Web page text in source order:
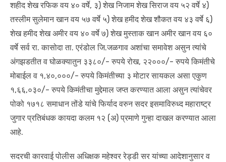
शहीद शेख रफिक वय ४० वर्षे, ३) शेख निजाम शेख सिराज वय ५२ वर्षे ४)
तस्लीम सुलेमान खान वय ५७ वर्षे ५) शेख हमीद शेख शौकत वय ४३ वर्षे ६)
शेख हमीद शेख अमीर वय ४० वर्षे ७) शेख मुस्ताक खान अमीर खान वय ६०
वर्षे सर्व रा. कासोदा ता. एरंडोल जि.जळगाव अशांचा समावेश असुन त्यांचे
अंगझडतीत व घोळक्यातुन ३३८०/- रुपये रोख, २२०००/- रुपये किमंतीचे
मोबाईल व १,४०,०००/- रुपये किमंतीच्या ३ मोटार सायकल असा एकुण
१,६६,०३०/- रुपये किमंतीचा मुद्देमाल जप्त करण्यात आला असुन त्यांचेवर
पोको १७१८ समाधान तोंडे यांचे फिर्याद वरुन सदर इसमाविरुध्द महाराष्ट्र
जुगार प्रतिबंधक कायदा कलम १२ (अ) प्रमाणे गुन्हा दाखल करण्यात आला
आहे.
सदरची कारवाई पोलीस अधिक्षक महेश्वर रेड्डी सर यांच्या आदेशानुसार व